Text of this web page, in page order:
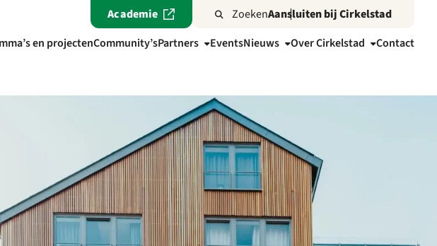
Academie ZoekenAansluiten bij Cirkelstad
en projectenCommunity’sPartners EventsNieuws Over Cirkelstad Contact